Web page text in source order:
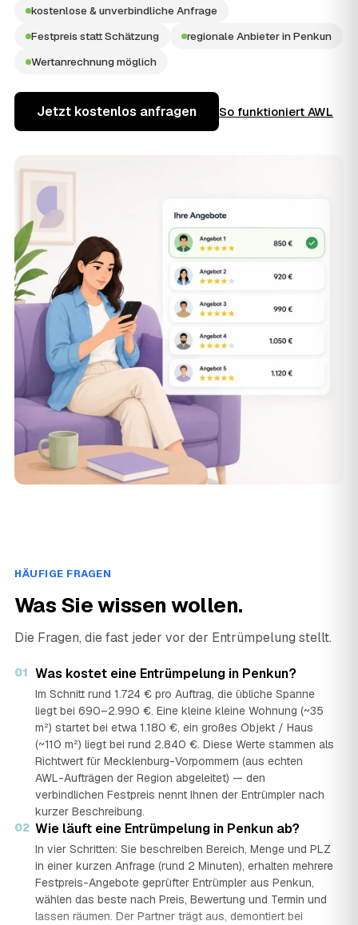
kostenlose & unverbindliche Anfrage
Festpreis statt Schätzung
regionale Anbieter in Penkun
Wertanrechnung möglich
Jetzt kostenlos anfragen So funktioniert AWL
HÄUFIGE FRAGEN
Was Sie wissen wollen.
Die Fragen, die fast jeder vor der Entrümpelung stellt.
01 Was kostet eine Entrümpelung in Penkun?
Im Schnitt rund 1.724 € pro Auftrag, die übliche Spanne
liegt bei 690–2.990 €. Eine kleine kleine Wohnung (~35
m²) startet bei etwa 1.180 €, ein großes Objekt / Haus
(~110 m²) liegt bei rund 2.840 €. Diese Werte stammen als
Richtwert für Mecklenburg-Vorpommern (aus echten
AWL-Aufträgen der Region abgeleitet) — den
verbindlichen Festpreis nennt Ihnen der Entrümpler nach
kurzer Beschreibung.
02 Wie läuft eine Entrümpelung in Penkun ab?
In vier Schritten: Sie beschreiben Bereich, Menge und PLZ
in einer kurzen Anfrage (rund 2 Minuten), erhalten mehrere
Festpreis-Angebote geprüfter Entrümpler aus Penkun,
wählen das beste nach Preis, Bewertung und Termin und
lassen räumen. Der Partner trägt aus, demontiert bei